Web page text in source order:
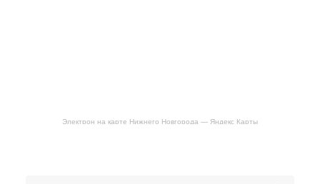
Электрон на карте Нижнего Новгорода — Яндекс Карты